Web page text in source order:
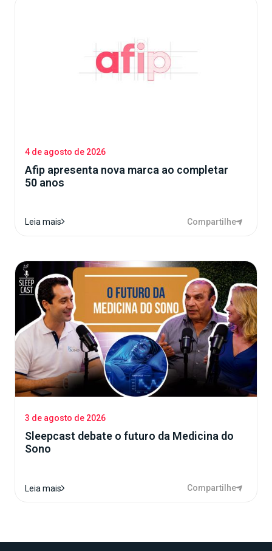
4 de agosto de 2026
Afip apresenta nova marca ao completar
50 anos
Leia mais Compartilhe
3 de agosto de 2026
Sleepcast debate o futuro da Medicina do
Sono
Leia mais Compartilhe